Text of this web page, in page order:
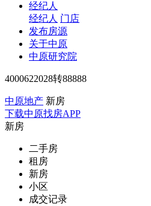
经纪人
经纪人 门店
发布房源
关于中原
中原研究院
4000622028转88888
中原地产 新房
下载中原找房APP
新房
二手房
租房
新房
小区
成交记录